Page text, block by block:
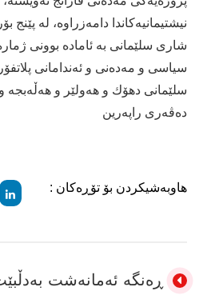
نیشتیمانیەکاندا دامەزراوە، لە پێنج
شاری سلێمانی بە ئامادە بوونی
سیاسی و مەدەنی و ئەندامانی
سلێمانی دهۆك و هەولێر و
دەڤەری راپەرین
هاوبەشیکردن بۆ تۆڕەکان :
ڕەنگە ئەمانەشت